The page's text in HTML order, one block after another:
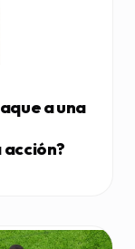
a una
acción?